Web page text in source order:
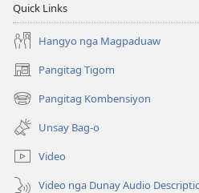
Quick Links
Hangyo nga Magpaduaw
Pangitag Tigom
(mo-
open
ug
bag-
ong
window)
Pangitag Kombensiyon
(mo-
open
ug
bag-
ong
window)
Unsay Bag-o
Video
Video nga Dunay Audio